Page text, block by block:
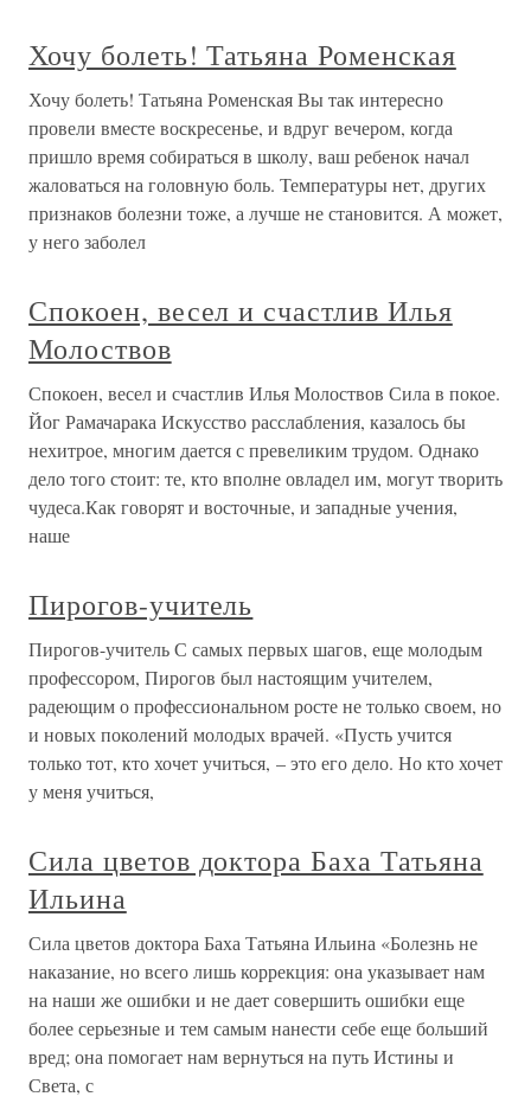
Хочу болеть! Татьяна Роменская
Хочу болеть! Татьяна Роменская Вы так интересно
провели вместе воскресенье, и вдруг вечером, когда
пришло время собираться в школу, ваш ребенок начал
жаловаться на головную боль. Температуры нет, других
признаков болезни тоже, а лучше не становится. А может,
у него заболел
Спокоен, весел и счастлив Илья
Молоствов
Спокоен, весел и счастлив Илья Молоствов Сила в покое.
Йог Рамачарака Искусство расслабления, казалось бы
нехитрое, многим дается с превеликим трудом. Однако
дело того стоит: те, кто вполне овладел им, могут творить
чудеса.Как говорят и восточные, и западные учения,
наше
Пирогов-учитель
Пирогов-учитель С самых первых шагов, еще молодым
профессором, Пирогов был настоящим учителем,
радеющим о профессиональном росте не только своем, но
и новых поколений молодых врачей. «Пусть учится
только тот, кто хочет учиться, – это его дело. Но кто хочет
у меня учиться,
Сила цветов доктора Баха Татьяна
Ильина
Сила цветов доктора Баха Татьяна Ильина «Болезнь не
наказание, но всего лишь коррекция: она указывает нам
на наши же ошибки и не дает совершить ошибки еще
более серьезные и тем самым нанести себе еще больший
вред; она помогает нам вернуться на путь Истины и
Света, с